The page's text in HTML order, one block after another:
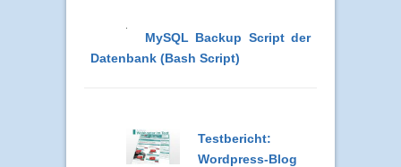
MySQL Backup Script der
Datenbank (Bash Script)
Testbericht:
Wordpress-Blog